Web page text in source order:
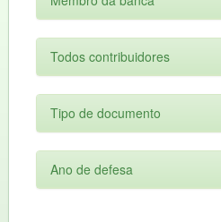
Todos contribuidores
Tipo de documento
Ano de defesa